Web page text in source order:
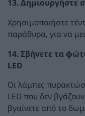
13. Δημιουργήστε
Χρησιμοποιήστε
παράθυρα, για να
14. Σβήνετε τα
LED
Οι λάμπες
LED που δεν
βγαίνετε από το